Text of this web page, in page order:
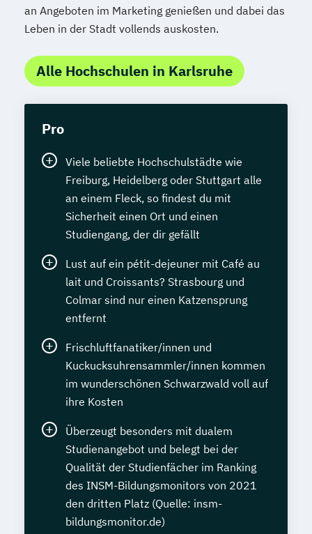
an Angeboten im Marketing genießen und dabei das
Leben in der Stadt vollends auskosten.
Alle Hochschulen in Karlsruhe
Pro
Viele beliebte Hochschulstädte wie
Freiburg, Heidelberg oder Stuttgart alle
an einem Fleck, so findest du mit
Sicherheit einen Ort und einen
Studiengang, der dir gefällt
Lust auf ein pétit-dejeuner mit Café au
lait und Croissants? Strasbourg und
Colmar sind nur einen Katzensprung
entfernt
Frischluftfanatiker/innen und
Kuckucksuhrensammler/innen kommen
im wunderschönen Schwarzwald voll auf
ihre Kosten
Überzeugt besonders mit dualem
Studienangebot und belegt bei der
Qualität der Studienfächer im Ranking
des INSM-Bildungsmonitors von 2021
den dritten Platz (Quelle: insm-
bildungsmonitor.de)